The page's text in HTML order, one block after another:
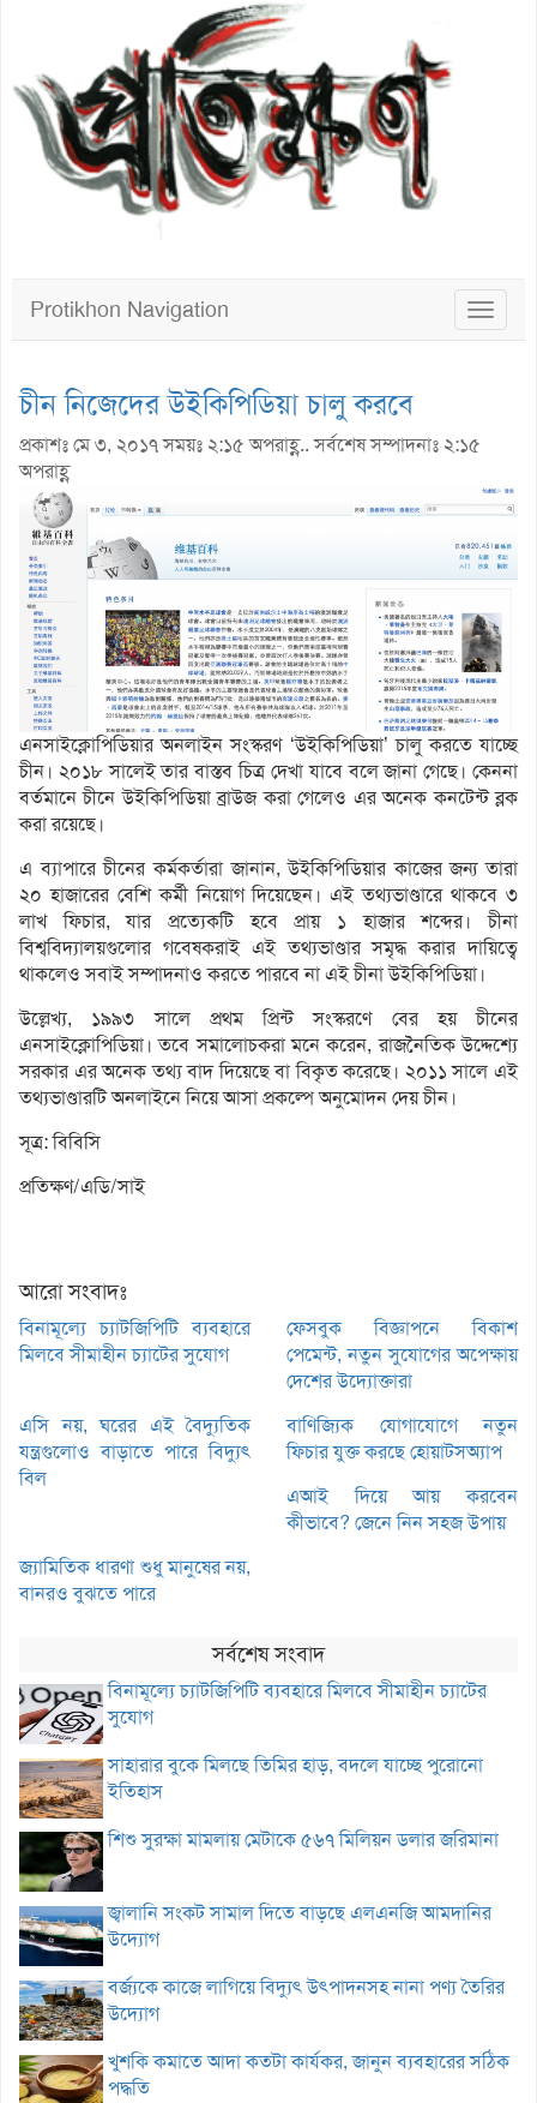
Toggle
Protikhon Navigation
চীন নিজেদের উইকিপিডিয়া চালু করবে
প্রকাশঃ মে ৩, ২০১৭ সময়ঃ ২:১৫ অপরাহ্ণ.. সর্বশেষ সম্পাদনাঃ ২:১৫
অপরাহ্ণ
এনসাইক্লোপিডিয়ার অনলাইন সংস্করণ ‘উইকিপিডিয়া’ চালু করতে যাচ্ছে
চীন। ২০১৮ সালেই তার বাস্তব চিত্র দেখা যাবে বলে জানা গেছে। কেননা
বর্তমানে চীনে উইকিপিডিয়া ব্রাউজ করা গেলেও এর অনেক কনটেন্ট ব্লক
করা রয়েছে।
এ ব্যাপারে চীনের কর্মকর্তারা জানান, উইকিপিডিয়ার কাজের জন্য তারা
২০ হাজারের বেশি কর্মী নিয়োগ দিয়েছেন। এই তথ্যভাণ্ডারে থাকবে ৩
লাখ ফিচার, যার প্রত্যেকটি হবে প্রায় ১ হাজার শব্দের। চীনা
বিশ্ববিদ্যালয়গুলোর গবেষকরাই এই তথ্যভাণ্ডার সমৃদ্ধ করার দায়িত্বে
থাকলেও সবাই সম্পাদনাও করতে পারবে না এই চীনা উইকিপিডিয়া।
উল্লেখ্য, ১৯৯৩ সালে প্রথম প্রিন্ট সংস্করণে বের হয় চীনের
এনসাইক্লোপিডিয়া। তবে সমালোচকরা মনে করেন, রাজনৈতিক উদ্দেশ্যে
সরকার এর অনেক তথ্য বাদ দিয়েছে বা বিকৃত করেছে। ২০১১ সালে এই
তথ্যভাণ্ডারটি অনলাইনে নিয়ে আসা প্রকল্পে অনুমোদন দেয় চীন।
সূত্র: বিবিসি
প্রতিক্ষণ/এডি/সাই
আরো সংবাদঃ
বিনামূল্যে চ্যাটজিপিটি ব্যবহারে
মিলবে সীমাহীন চ্যাটের সুযোগ
ফেসবুক বিজ্ঞাপনে বিকাশ
পেমেন্ট, নতুন সুযোগের অপেক্ষায়
দেশের উদ্যোক্তারা
এসি নয়, ঘরের এই বৈদ্যুতিক
যন্ত্রগুলোও বাড়াতে পারে বিদ্যুৎ
বিল
বাণিজ্যিক যোগাযোগে নতুন
ফিচার যুক্ত করছে হোয়াটসঅ্যাপ
এআই দিয়ে আয় করবেন
কীভাবে? জেনে নিন সহজ উপায়
জ্যামিতিক ধারণা শুধু মানুষের নয়,
বানরও বুঝতে পারে
সর্বশেষ সংবাদ
বিনামূল্যে চ্যাটজিপিটি ব্যবহারে মিলবে সীমাহীন চ্যাটের
সুযোগ
সাহারার বুকে মিলছে তিমির হাড়, বদলে যাচ্ছে পুরোনো
ইতিহাস
শিশু সুরক্ষা মামলায় মেটাকে ৫৬৭ মিলিয়ন ডলার জরিমানা
জ্বালানি সংকট সামাল দিতে বাড়ছে এলএনজি আমদানির
উদ্যোগ
বর্জ্যকে কাজে লাগিয়ে বিদ্যুৎ উৎপাদনসহ নানা পণ্য তৈরির
উদ্যোগ
খুশকি কমাতে আদা কতটা কার্যকর, জানুন ব্যবহারের সঠিক
পদ্ধতি